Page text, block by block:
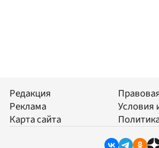
Редакция
Реклама
Карта сайта
Условия